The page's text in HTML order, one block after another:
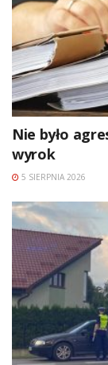
Nie było
wyrok
5 SIERPNIA 2026